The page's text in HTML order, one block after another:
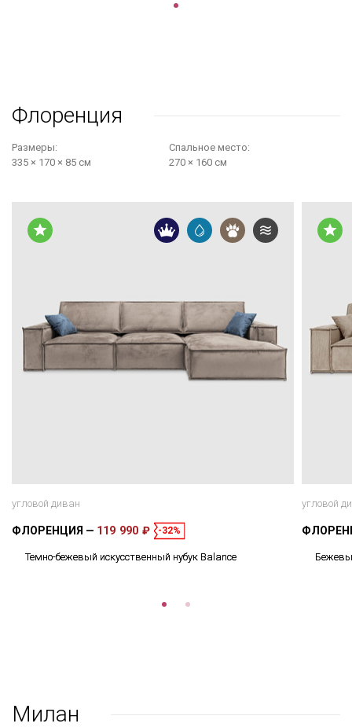
Флоренция
Размеры:
335 × 170 × 85 см
Cпальное место:
270 × 160 см
угловой диван
ФЛОРЕНЦИЯ 119 990 ₽ -32%
Темно-бежевый искусственный нубук Balance
угловой
Милан